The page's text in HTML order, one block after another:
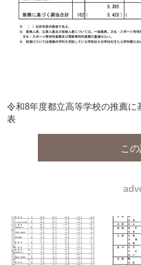
令和8年度都立高等学校の推薦
表
こ